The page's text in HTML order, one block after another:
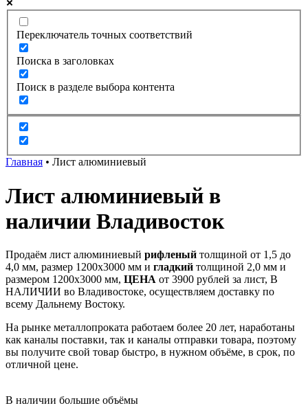
Переключатель точных соответствий
Поиска в заголовках
Поиск в разделе выбора контента
Главная • Лист алюминиевый
Лист алюминиевый в
наличии Владивосток
Продаём лист алюминиевый рифленый толщиной от 1,5 до
4,0 мм, размер 1200х3000 мм и гладкий толщиной 2,0 мм и
размером 1200х3000 мм, ЦЕНА от 3900 рублей за лист, В
НАЛИЧИИ во Владивостоке, осуществляем доставку по
всему Дальнему Востоку.
На рынке металлопроката работаем более 20 лет, наработаны
как каналы поставки, так и каналы отправки товара, поэтому
вы получите свой товар быстро, в нужном объёме, в срок, по
отличной цене.
В наличии большие объёмы